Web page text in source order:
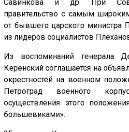
Савинкова и др. При
правительство с самым
от бывшего царского министра
из лидеров социалистов
Из воспоминаний генерала
Керенский соглашается на
окрестностей на военном
Петроград военного
осуществления этого
большевиками».